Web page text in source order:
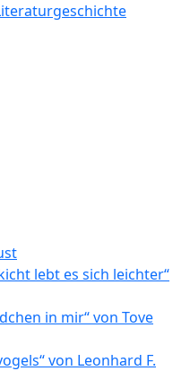
lebt es sich leichter“
in mir“ von Tove
von Leonhard F.